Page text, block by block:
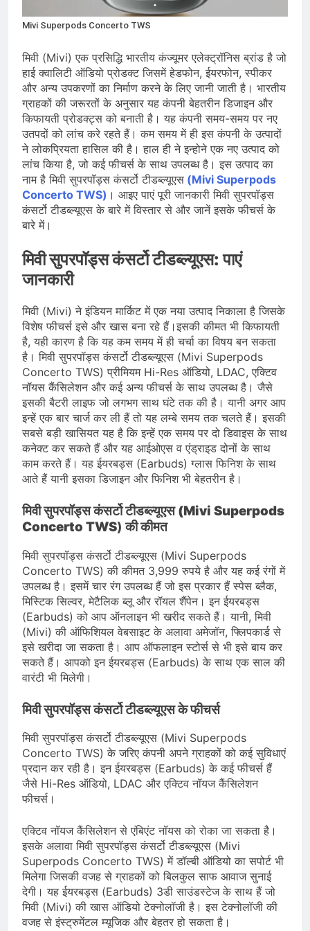
देशभर में विशेष कार्यक्रमों के जरिए भारतीय
बुनकरों और पारंपरिक वस्त्रों को मिलेगा बढ़ावा
August 2, 2026
अंतरराष्ट्रीय हवाई अड्डे का उद्घाटन किया,
आंध्र प्रदेश में ₹18,000 करोड़ की विकास
परियोजनाओं की शुरुआत
August 2, 2026
केंद्र सरकार ने विस्तारित Khelo India
Scheme को मंजूरी दी, खेल ढाँचे को मजबूत
करने के लिए ₹36,441 करोड़ का बड़ा
प्रावधान
August 1, 2026
Mivi Superpods Concerto TWS
मिवी (Mivi) एक प्रसिद्धि भारतीय कंज्यूमर एलेक्ट्रॉनिस ब्रांड है जो
हाई क्वालिटी ऑडियो प्रोडक्ट जिसमें हेडफोन, ईयरफोन, स्पीकर
और अन्य उपकरणों का निर्माण करने के लिए जानी जाती है। भारतीय
ग्राहकों की जरूरतों के अनुसार यह कंपनी बेहतरीन डिजाइन और
किफायती प्रोडक्ट्स को बनाती है। यह कंपनी समय-समय पर नए
उतपदों को लांच करे रहते हैं। कम समय में ही इस कंपनी के उत्पादों
ने लोकप्रियता हासिल की है। हाल ही ने इन्होने एक नए उत्पाद को
लांच किया है, जो कई फीचर्स के साथ उपलब्ध है। इस उत्पाद का
नाम है मिवी सुपरपॉड्स कंसर्टो टीडब्ल्यूएस (Mivi Superpods
Concerto TWS) । आइए पाएं पूरी जानकारी मिवी सुपरपॉड्स
कंसर्टो टीडब्ल्यूएस के बारे में विस्तार से और जानें इसके फीचर्स के
बारे में।
मिवी सुपरपॉड्स कंसर्टो टीडब्ल्यूएस: पाएं
जानकारी
मिवी (Mivi) ने इंडियन मार्किट में एक नया उत्पाद निकाला है जिसके
विशेष फीचर्स इसे और खास बना रहे हैं।इसकी कीमत भी किफायती
है, यही कारण है कि यह कम समय में ही चर्चा का विषय बन सकता
है। मिवी सुपरपॉड्स कंसर्टो टीडब्ल्यूएस (Mivi Superpods
Concerto TWS) प्रीमियम Hi-Res ऑडियो, LDAC, एक्टिव
नॉयस कैंसिलेशन और कई अन्य फीचर्स के साथ उपलब्ध है। जैसे
इसकी बैटरी लाइफ जो लगभग साथ घंटे तक की है। यानी अगर आप
इन्हें एक बार चार्ज कर ली हैं तो यह लम्बे समय तक चलते हैं। इसकी
सबसे बड़ी खासियत यह है कि इन्हें एक समय पर दो डिवाइस के साथ
कनेक्ट कर सकते हैं और यह आईओएस व एंड्राइड दोनों के साथ
काम करते हैं। यह ईयरबड्स (Earbuds) ग्लास फिनिश के साथ
आते हैं यानी इसका डिजाइन और फिनिश भी बेहतरीन है।
मिवी सुपरपॉड्स कंसर्टो टीडब्ल्यूएस (Mivi Superpods
Concerto TWS)की कीमत
मिवी सुपरपॉड्स कंसर्टो टीडब्ल्यूएस (Mivi Superpods
Concerto TWS) की कीमत 3,999 रुपये है और यह कई रंगों में
उपलब्ध है। इसमें चार रंग उपलब्ध हैं जो इस प्रकार हैं स्पेस ब्लैक,
मिस्टिक सिल्वर, मेटैलिक ब्लू और रॉयल शैंपेन। इन ईयरबड्स
(Earbuds) को आप ऑनलाइन भी खरीद सकते हैं। यानी, मिवी
(Mivi) की ऑफिशियल वेबसाइट के अलावा अमेजॉन, फ्लिपकार्ड से
इसे खरीदा जा सकता है। आप ऑफलाइन स्टोर्स से भी इसे बाय कर
सकते हैं। आपको इन ईयरबड्स (Earbuds) के साथ एक साल की
वारंटी भी मिलेगी।
मिवी सुपरपॉड्स कंसर्टो टीडब्ल्यूएस के फीचर्स
मिवी सुपरपॉड्स कंसर्टो टीडब्ल्यूएस (Mivi Superpods
Concerto TWS) के जरिए कंपनी अपने ग्राहकों को कई सुविधाएं
प्रदान कर रही है। इन ईयरबड्स (Earbuds) के कई फीचर्स हैं
जैसे Hi-Res ऑडियो, LDAC और एक्टिव नॉयज कैंसिलेशन
फीचर्स।
एक्टिव नॉयज कैंसिलेशन से एंबिएंट नॉयस को रोका जा सकता है।
इसके अलावा मिवी सुपरपॉड्स कंसर्टो टीडब्ल्यूएस (Mivi
Superpods Concerto TWS) में डॉल्बी ऑडियो का सपोर्ट भी
मिलेगा जिसकी वजह से ग्राहकों को बिलकुल साफ आवाज सुनाई
देगी। यह ईयरबड्स (Earbuds) 3डी साउंडस्टेज के साथ हैं जो
मिवी (Mivi) की खास ऑडियो टेक्नोलॉजी है। इस टेक्नोलॉजी की
वजह से इंस्ट्रुमेंटल म्यूजिक और बेहतर हो सकता है।